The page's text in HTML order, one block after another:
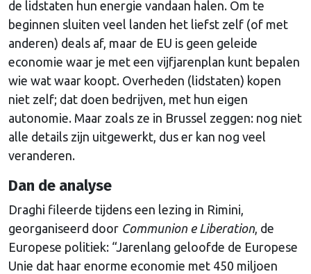
de lidstaten hun energie vandaan halen. Om te
beginnen sluiten veel landen het liefst zelf (of met
anderen) deals af, maar de EU is geen geleide
economie waar je met een vijfjarenplan kunt bepalen
wie wat waar koopt. Overheden (lidstaten) kopen
niet zelf; dat doen bedrijven, met hun eigen
autonomie. Maar zoals ze in Brussel zeggen: nog niet
alle details zijn uitgewerkt, dus er kan nog veel
veranderen.
Dan de analyse
Draghi fileerde tijdens een lezing in Rimini,
georganiseerd door Communion e Liberation , de
Europese politiek: “Jarenlang geloofde de Europese
Unie dat haar enorme economie met 450 miljoen